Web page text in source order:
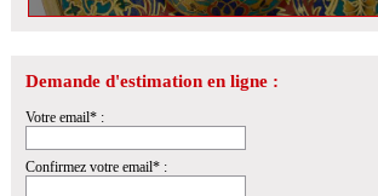
Demande d'estimation en ligne :
Votre email* :
Confirmez votre email* :